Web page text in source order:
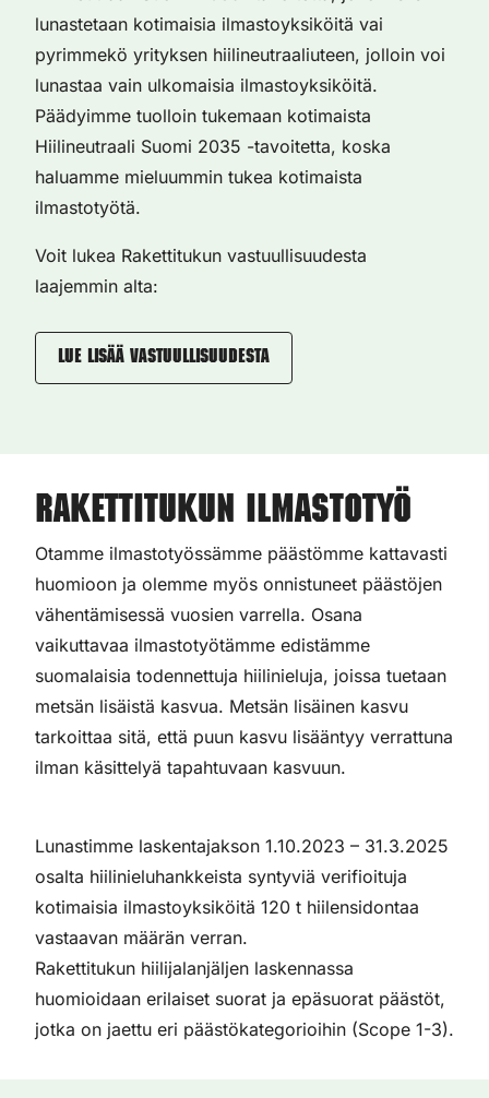
lunastetaan kotimaisia ilmastoyksiköitä vai
pyrimmekö yrityksen hiilineutraaliuteen, jolloin voi
lunastaa vain ulkomaisia ilmastoyksiköitä.
Päädyimme tuolloin tukemaan kotimaista
Hiilineutraali Suomi 2035 -tavoitetta, koska
haluamme mieluummin tukea kotimaista
ilmastotyötä.
Voit lukea Rakettitukun vastuullisuudesta
laajemmin alta:
Lue lisää vastuullisuudesta
Rakettitukun ilmastotyö
Otamme ilmastotyössämme päästömme kattavasti
huomioon ja olemme myös onnistuneet päästöjen
vähentämisessä vuosien varrella. Osana
vaikuttavaa ilmastotyötämme edistämme
suomalaisia todennettuja hiilinieluja, joissa tuetaan
metsän lisäistä kasvua. Metsän lisäinen kasvu
tarkoittaa sitä, että puun kasvu lisääntyy verrattuna
ilman käsittelyä tapahtuvaan kasvuun.
Lunastimme laskentajakson 1.10.2023 – 31.3.2025
osalta hiilinieluhankkeista syntyviä verifioituja
kotimaisia ilmastoyksiköitä 120 t hiilensidontaa
vastaavan määrän verran.
Rakettitukun hiilijalanjäljen laskennassa
huomioidaan erilaiset suorat ja epäsuorat päästöt,
jotka on jaettu eri päästökategorioihin (Scope 1-3).